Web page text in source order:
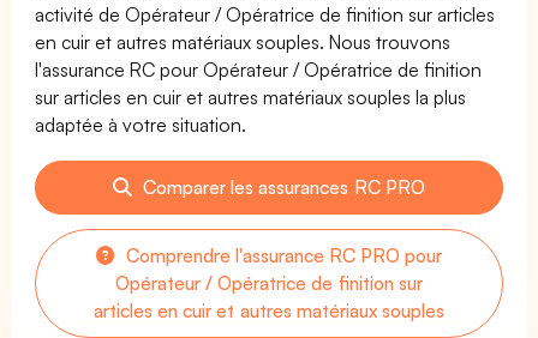
activité de Opérateur / Opératrice de finition sur articles
en cuir et autres matériaux souples. Nous trouvons
l'assurance RC pour Opérateur / Opératrice de finition
sur articles en cuir et autres matériaux souples la plus
adaptée à votre situation.
Comparer les assurances RC PRO
Comprendre l'assurance RC PRO pour
Opérateur / Opératrice de finition sur
articles en cuir et autres matériaux souples